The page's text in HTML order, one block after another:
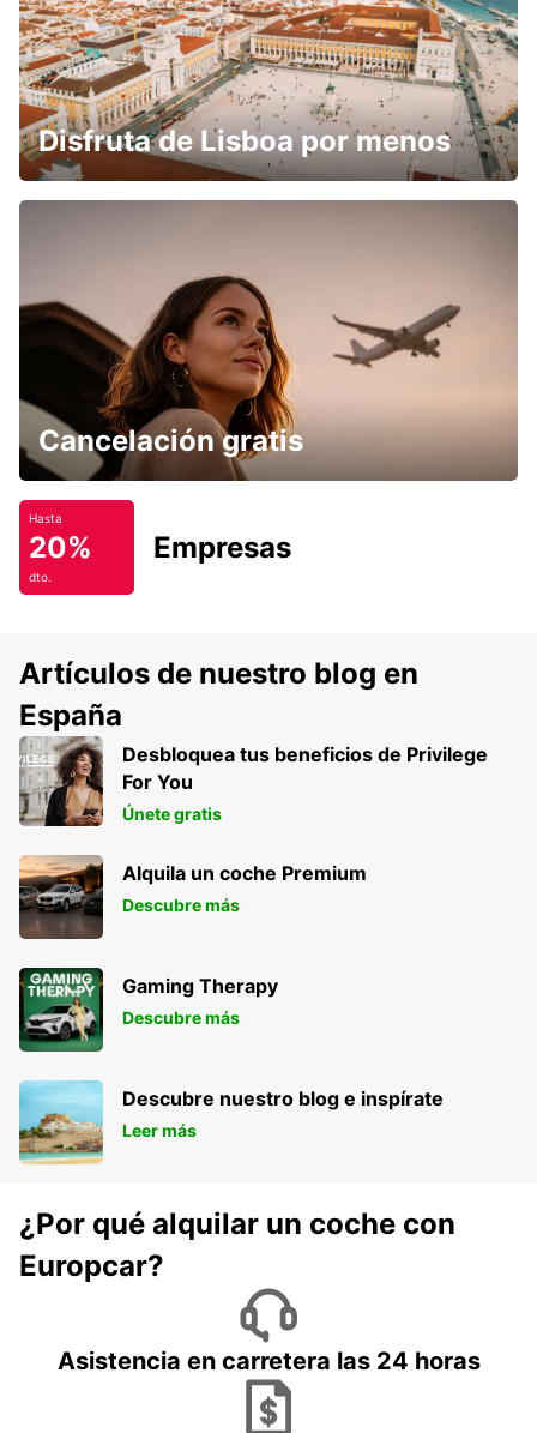
Disfruta de Lisboa por menos
Cancelación gratis
Hasta
20%
dto.
Empresas
Artículos de nuestro blog en
España
Desbloquea tus beneficios de Privilege
For You
Únete gratis
Alquila un coche Premium
Descubre más
Gaming Therapy
Descubre más
Descubre nuestro blog e inspírate
Leer más
¿Por qué alquilar un coche con
Europcar?
Asistencia en carretera las 24 horas